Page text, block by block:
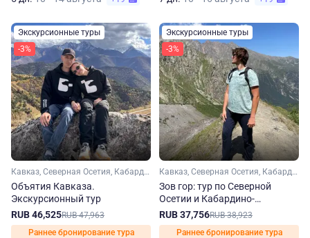
Экскурсионные туры
-3%
Кавказ, Северная Осетия, Кабардино-Балкария, Ингушетия
Объятия Кавказа.
Экскурсионный тур
RUB 46,525RUB 47,963
Раннее бронирование тура
Экскурсионные туры
-3%
Кавказ, Северная Осетия, Кабардино-Балкария
Зов гор: тур по Северной
Осетии и Кабардино-
Балкарии
RUB 37,756RUB 38,923
Раннее бронирование тура